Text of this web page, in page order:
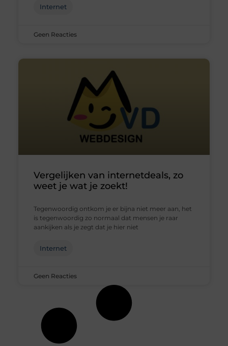
Internet
Geen Reacties
Vergelijken van internetdeals, zo
weet je wat je zoekt!
Tegenwoordig ontkom je er bijna niet meer aan, het
is tegenwoordig zo normaal dat mensen je raar
aankijken als je zegt dat je hier niet
Internet
Geen Reacties